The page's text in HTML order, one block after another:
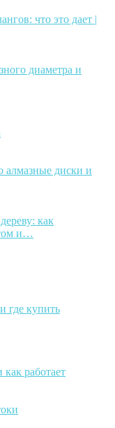
что это дает |
диаметра и
алмазные диски и
как
и…
где купить
как работает